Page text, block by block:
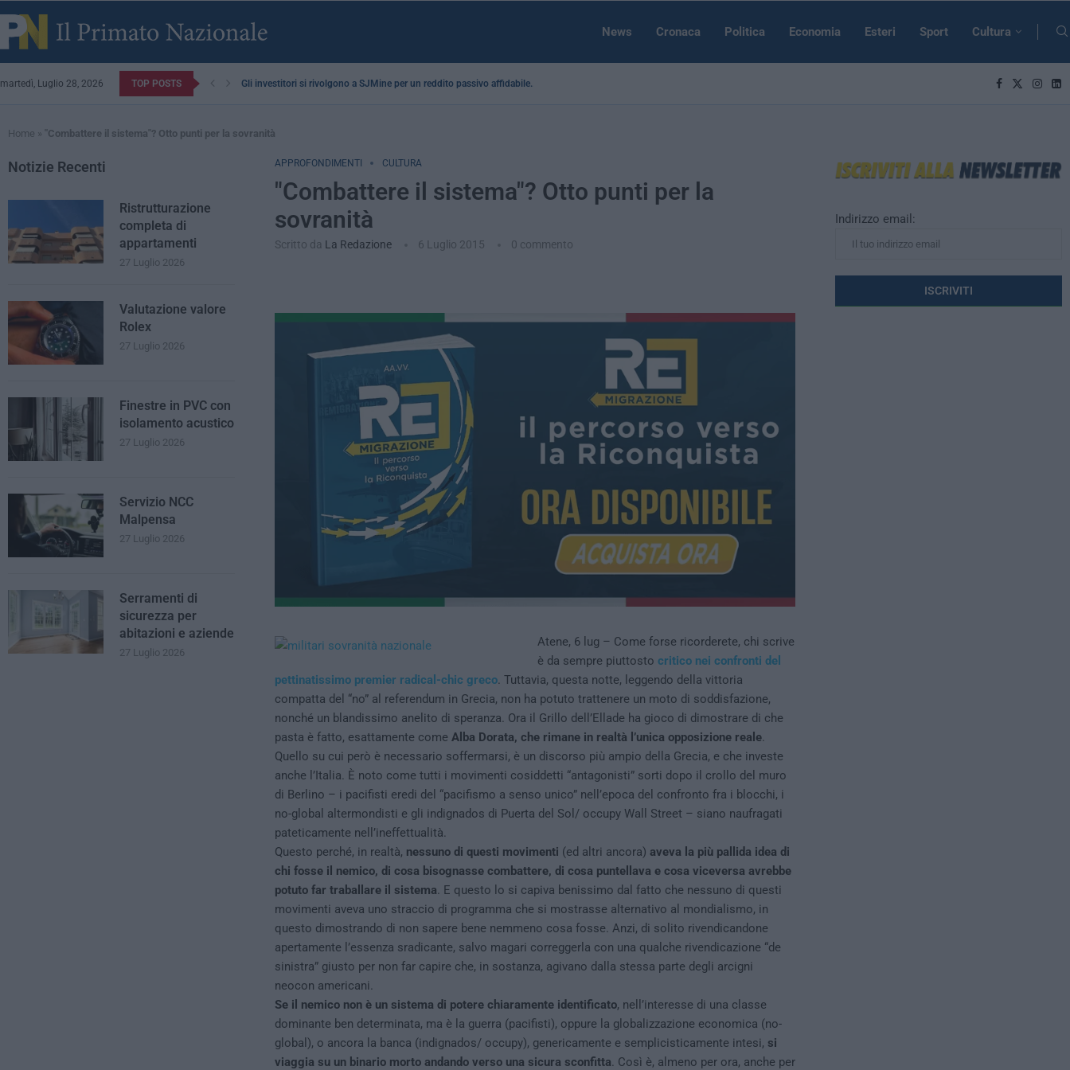
News Cronaca Politica Economia Esteri Sport Cultura
martedì, Luglio 28, 2026 TOP POSTS Gli investitori si rivolgono a SJMine per un reddito passivo affidabile...
Home » "Combattere il sistema"? Otto punti per la sovranità
APPROFONDIMENTI CULTURA
"Combattere il sistema"? Otto punti per la
sovranità
Scritto da La Redazione 6 Luglio 2015 0 commento
Atene, 6 lug – Come forse ricorderete, chi scrive
è da sempre piuttosto critico nei confronti del
pettinatissimo premier radical-chic greco. Tuttavia, questa notte, leggendo della vittoria
compatta del “no” al referendum in Grecia, non ha potuto trattenere un moto di soddisfazione,
nonché un blandissimo anelito di speranza. Ora il Grillo dell’Ellade ha gioco di dimostrare di che
pasta è fatto, esattamente come Alba Dorata, che rimane in realtà l’unica opposizione reale.
Quello su cui però è necessario soffermarsi, è un discorso più ampio della Grecia, e che investe
anche l’Italia. È noto come tutti i movimenti cosiddetti “antagonisti” sorti dopo il crollo del muro
di Berlino – i pacifisti eredi del “pacifismo a senso unico” nell’epoca del confronto fra i blocchi, i
no-global altermondisti e gli indignados di Puerta del Sol/ occupy Wall Street – siano naufragati
pateticamente nell’ineffettualità.
Questo perché, in realtà, nessuno di questi movimenti (ed altri ancora) aveva la più pallida idea di
chi fosse il nemico, di cosa bisognasse combattere, di cosa puntellava e cosa viceversa avrebbe
potuto far traballare il sistema. E questo lo si capiva benissimo dal fatto che nessuno di questi
movimenti aveva uno straccio di programma che si mostrasse alternativo al mondialismo, in
questo dimostrando di non sapere bene nemmeno cosa fosse. Anzi, di solito rivendicandone
apertamente l’essenza sradicante, salvo magari correggerla con una qualche rivendicazione “de
sinistra” giusto per non far capire che, in sostanza, agivano dalla stessa parte degli arcigni
neocon americani.
Se il nemico non è un sistema di potere chiaramente identificato, nell’interesse di una classe
dominante ben determinata, ma è la guerra (pacifisti), oppure la globalizzazione economica (no-
global), o ancora la banca (indignados/ occupy), genericamente e semplicisticamente intesi, si
viaggia su un binario morto andando verso una sicura sconfitta. Così è, almeno per ora, anche per
Indirizzo email:
Notizie Recenti
Ristrutturazione
completa di
appartamenti
27 Luglio 2026
Valutazione valore
Rolex
27 Luglio 2026
Finestre in PVC con
isolamento acustico
27 Luglio 2026
Servizio NCC
Malpensa
27 Luglio 2026
Serramenti di
sicurezza per
abitazioni e aziende
27 Luglio 2026